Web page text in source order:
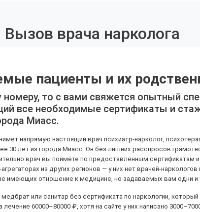
Вызов врача нарколога
пациенты и их
то с вами свяжется опытный
все необходимые сертификаты и
Миасс.
напрямую настоящий врач психиатр-нарколог,
30 лет из города Миасс. Он без лишних расспросов
врач вы поймёте по предоставленным сертификатам
из других регионов — у них нет врачей-
имеющих отношение к медицине, но задаваемых вам одни
или санитар без сертификата по наркологии, который
60000–80000 ₽, хотя на сайте у них написано